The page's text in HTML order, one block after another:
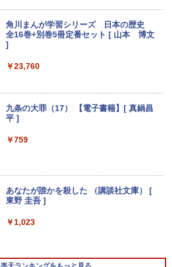
【2026年アップグレード版】AOKIMI ワイヤ
レスイヤホン bluetooth イヤホン V12 小型
軽量 ブルートゥースHi-Fi 最大36時間再生 ぶ
セリング 自動ペアリング Type-C充電 マイク
付き 防水 タッチ式音量調整 スポーツ/通勤/通
￥1,964
Xiaomi シャオミ REDMI Buds 8 Lite ワイヤ
On My Road (Stadium ver.)
￥250
￥250
by Amazon 炭酸水 ラベルレス 500ml ×24本
強炭酸水 ペットボトル 500ミリリットル (Sm
コカ・コーラ やかんの麦茶 from 爽健美茶 ラ
ベルレス 650mlPET×24本
￥1,653
スーパーの裏でヤニ吸うふたり 9巻 (デジタル
版ビッグガンガンコミックス)
クスDIGITAL)
パソコン
￥26,820
ws11 Office付｜テンキー DVD 搭載｜C
ore i5 第7世代 メモリ 8GB SSD 256GB
｜店長厳選 Lenovo ThinkPad 15.6型 Bl
uetooth Wi-Fi 無線｜中古 パソコン 中古
PC Word Excel
【中古】 NEC VersaPro タイプVX VKL2
1/X 中古ノートパソコン ノートパソコン
中古品 液晶15インチ Windows11 Core i
3 第10世代 メモリ8GB SSD256GB搭載
無線LAN エヌイーシー バーサプロ
量ミニパソコン豊富なインターフェース
USB3.2/HDMI 2.0×2 高速2.4G/5GWi-Fi
BT4.2 省電力 小型パソコン
￥29,900
PASOUL 煌 Ver.R GBKR-1060-i5 ゲーミ
ングPC デスクトップパソコン GeForce
GTX1060 中古22型液晶モニター付 第7
世代 Intel Corei5 7500 3.20GHz 最大3.6
GHz Windows10 SSD256GB メモリ8G
B デスクトップPC eスポーツ 【中古】
「楽天ランキング1位」 デスクトップパ
ソコン Windows11 パソコン Office付き
新品｜インテル 第14世代 Core i5-6400 i
安い 高性能 ゲーム 本体のみ 高スペッ 初
古モニター 19〜27インチ サイズ選択可
能 HDMI / DisplayPort / VGA / DVI 端子
選択可能 店長おまかせ ケーブル付き サ
日保証 送料無料
まかせ 22型 ディスプレイ フルHD対応 H
￥4,980
5インチ 角度調節 FullHD ブルーライト
角川まんが学習シリーズ 日本の歴史
全16巻+別巻5冊定番セット [ 山本 博文
]
￥23,760
九条の大罪（17） 【電子書籍】[ 真鍋昌
平 ]
￥759
あなたが誰かを殺した （講談社文庫） [
東野 圭吾 ]
￥1,023